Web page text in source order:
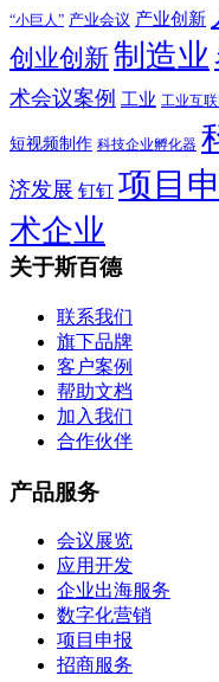
“小巨人” 产业会议 产业创新
创业创新制造业
术会议案例 工业 工业互联
短视频制作 科技企业孵化器
济发展 钉钉 项目
术企业
关于斯百德
联系我们
旗下品牌
客户案例
帮助文档
加入我们
合作伙伴
产品服务
会议展览
应用开发
企业出海服务
数字化营销
项目申报
招商服务